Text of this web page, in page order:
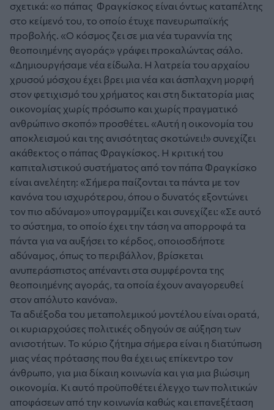
σχετικά: «ο πάπας Φραγκίσκος είναι όντως καταπέλτης
στο κείμενό του, το οποίο έτυχε πανευρωπαϊκής
προβολής. «Ο κόσμος ζει σε μια νέα τυραννία της
θεοποιημένης αγοράς» γράφει προκαλώντας σάλο.
«Δημιουργήσαμε νέα είδωλα. Η λατρεία του αρχαίου
χρυσού μόσχου έχει βρει μια νέα και άσπλαχνη μορφή
στον φετιχισμό του χρήματος και στη δικτατορία μιας
οικονομίας χωρίς πρόσωπο και χωρίς πραγματικό
ανθρώπινο σκοπό» προσθέτει. «Αυτή η οικονομία του
αποκλεισμού και της ανισότητας σκοτώνει!» συνεχίζει
ακάθεκτος ο πάπας Φραγκίσκος. Η κριτική του
καπιταλιστικού συστήματος από τον πάπα Φραγκίσκο
είναι ανελέητη: «Σήμερα παίζονται τα πάντα με τον
κανόνα του ισχυρότερου, όπου ο δυνατός εξοντώνει
τον πιο αδύναμο» υπογραμμίζει και συνεχίζει: «Σε αυτό
το σύστημα, το οποίο έχει την τάση να απορροφά τα
πάντα για να αυξήσει το κέρδος, οποιοσδήποτε
αδύναμος, όπως το περιβάλλον, βρίσκεται
ανυπεράσπιστος απέναντι στα συμφέροντα της
θεοποιημένης αγοράς, τα οποία έχουν αναγορευθεί
στον απόλυτο κανόνα».
Τα αδιέξοδα του μεταπολεμικού μοντέλου είναι ορατά,
οι κυριαρχούσες πολιτικές οδηγούν σε αύξηση των
ανισοτήτων. Το κύριο ζήτημα σήμερα είναι η διατύπωση
μιας νέας πρότασης που θα έχει ως επίκεντρο τον
άνθρωπο, για μια δίκαιη κοινωνία και για μια βιώσιμη
οικονομία. Κι αυτό προϋποθέτει έλεγχο των πολιτικών
αποφάσεων από την κοινωνία καθώς και επανεξέταση